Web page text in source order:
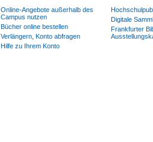
Online-Angebote außerhalb des
Campus nutzen
Bücher online bestellen
Verlängern, Konto abfragen
Hilfe zu Ihrem Konto
Digitale
Frankfurter